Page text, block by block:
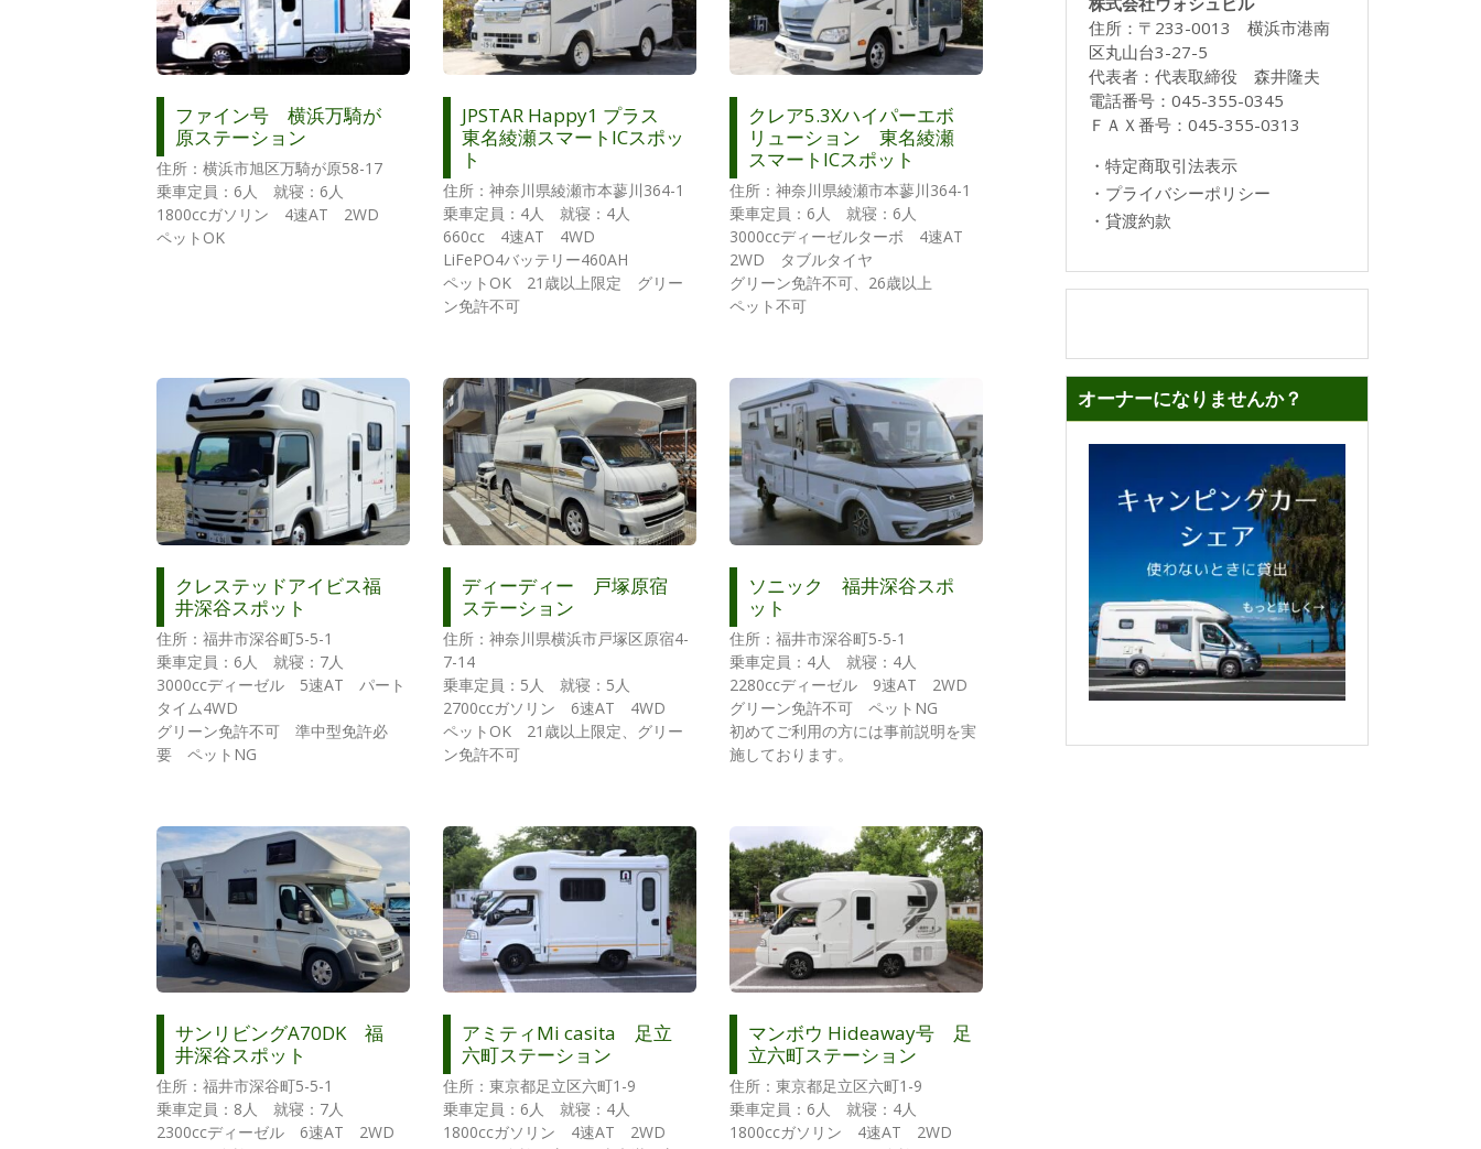
ファイン号 横浜万騎が
原ステーション
住所：横浜市旭区万騎が原58-17
乗車定員：6人 就寝：6人
1800ccガソリン 4速AT 2WD
ペットOK
JPSTAR Happy1 プラス
東名綾瀬スマートICスポッ
ト
住所：神奈川県綾瀬市本蓼川364-1
乗車定員：4人 就寝：4人
660cc 4速AT 4WD
LiFePO4バッテリー460AH
ペットOK 21歳以上限定 グリー
ン免許不可
クレア5.3Xハイパーエボ
リューション 東名綾瀬
スマートICスポット
住所：神奈川県綾瀬市本蓼川364-1
乗車定員：6人 就寝：6人
3000ccディーゼルターボ 4速AT
2WD タブルタイヤ
グリーン免許不可、26歳以上
ペット不可
クレステッドアイビス福
井深谷スポット
住所：福井市深谷町5-5-1
乗車定員：6人 就寝：7人
3000ccディーゼル 5速AT パート
タイム4WD
グリーン免許不可 準中型免許必
要 ペットNG
ディーディー 戸塚原宿
ステーション
住所：神奈川県横浜市戸塚区原宿4-
7-14
乗車定員：5人 就寝：5人
2700ccガソリン 6速AT 4WD
ペットOK 21歳以上限定、グリー
ン免許不可
ソニック 福井深谷スポ
ット
住所：福井市深谷町5-5-1
乗車定員：4人 就寝：4人
2280ccディーゼル 9速AT 2WD
グリーン免許不可 ペットNG
初めてご利用の方には事前説明を実
施しております。
サンリビングA70DK 福
井深谷スポット
住所：福井市深谷町5-5-1
乗車定員：8人 就寝：7人
2300ccディーゼル 6速AT 2WD
アミティMi casita 足立
六町ステーション
住所：東京都足立区六町1-9
乗車定員：6人 就寝：4人
1800ccガソリン 4速AT 2WD
マンボウ Hideaway号 足
立六町ステーション
住所：東京都足立区六町1-9
乗車定員：6人 就寝：4人
1800ccガソリン 4速AT 2WD
住所：〒233-0013 横浜市港南
区丸山台3-27-5
代表者：代表取締役 森井隆夫
電話番号：045-355-0345
ＦＡＸ番号：045-355-0313
・ 特定商取引法表示
・ プライバシーポリシー
・ 貸渡約款
オーナーになりませんか？